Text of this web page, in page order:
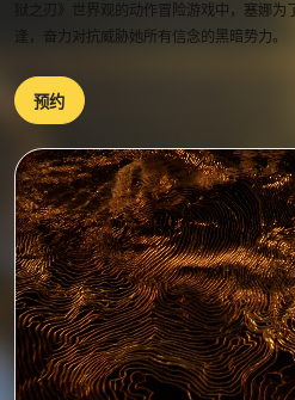
狱之刃》世界观的动作冒险游戏中，塞娜
逢，奋力对抗威胁她所有信念的黑暗势力。
预约